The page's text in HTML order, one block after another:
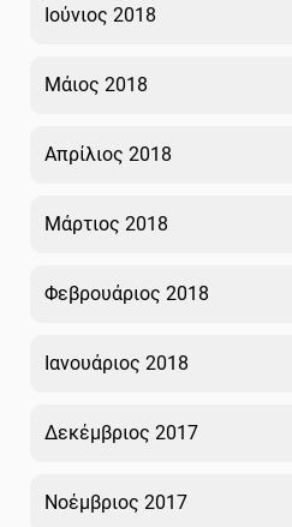
Ιούνιος 2018
Μάιος 2018
Απρίλιος 2018
Μάρτιος 2018
Φεβρουάριος 2018
Ιανουάριος 2018
Δεκέμβριος 2017
Νοέμβριος 2017